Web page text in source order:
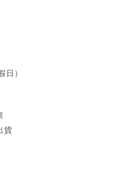
）
貨